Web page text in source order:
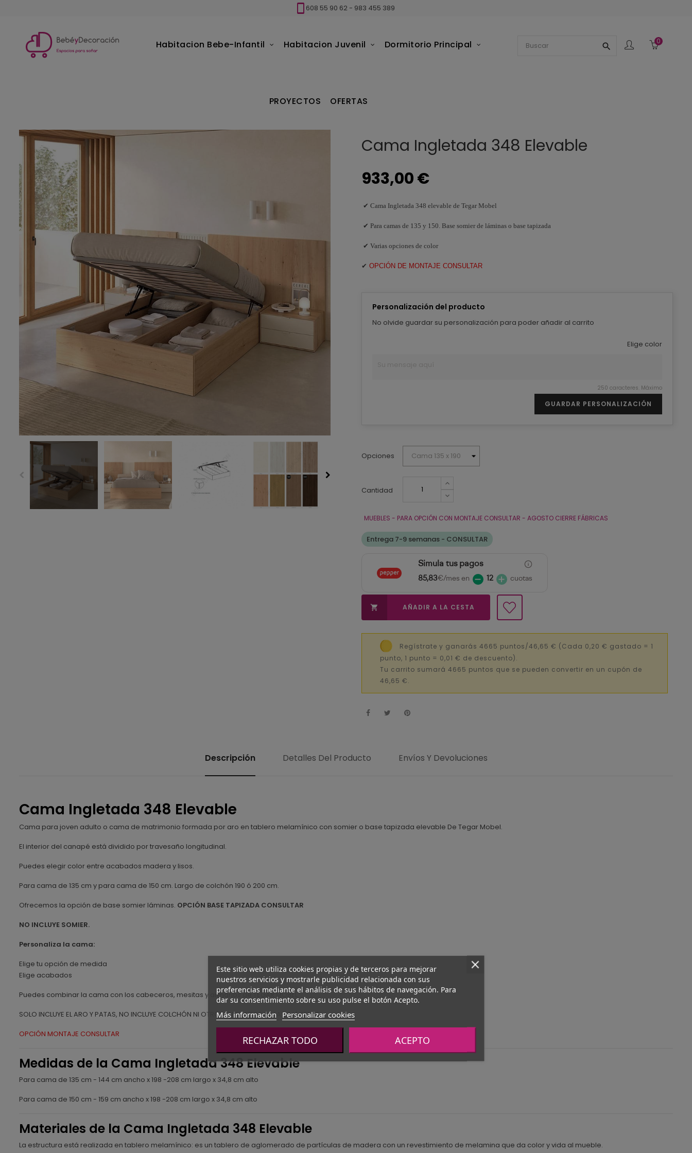
608 55 90 62 - 983 455 389
Habitacion Bebe-Infantil Habitacion Juvenil Dormitorio Principal
PROYECTOS OFERTAS
search
0
Cama Ingletada 348 Elevable
933,00 €
✔ Cama Ingletada 348 elevable de Tegar Mobel
✔ Para camas de 135 y 150. Base somier de láminas o base tapizada
✔ Varias opciones de color
✔ OPCIÓN DE MONTAJE CONSULTAR
Personalización del producto
No olvide guardar su personalización para poder añadir al carrito
Elige color
250 caracteres. Máximo
GUARDAR PERSONALIZACIÓN
Opciones
Cantidad
MUEBLES - PARA OPCIÓN CON MONTAJE CONSULTAR - AGOSTO CIERRE FÁBRICAS
Entrega 7-9 semanas - CONSULTAR
Simula tus pagos
85,83€/mes en 12 cuotas
 AÑADIR A LA CESTA
Regístrate y ganarás 4665 puntos/46,65 € (Cada 0,20 € gastado = 1
punto, 1 punto = 0,01 € de descuento).
Tu carrito sumará 4665 puntos que se pueden convertir en un cupón de
46,65 €.
Descripción Detalles Del Producto Envíos Y Devoluciones
Cama Ingletada 348 Elevable
Cama para joven adulto o cama de matrimonio formada por aro en tablero melamínico con somier o base tapizada elevable De Tegar Mobel.
El interior del canapé está dividido por travesaño longitudinal.
Puedes elegir color entre acabados madera y lisos.
Para cama de 135 cm y para cama de 150 cm. Largo de colchón 190 ó 200 cm.
Ofrecemos la opción de base somier láminas. OPCIÓN BASE TAPIZADA CONSULTAR
NO INCLUYE SOMIER.
Personaliza la cama:
Elige tu opción de medida
Elige acabados
Puedes combinar la cama con los cabeceros, mesitas y armarios de TEGAR MOBEL
SOLO INCLUYE EL ARO Y PATAS, NO INCLUYE COLCHÓN NI OTROS ELEMENTOS DE LAS IMÁGENES.
OPCIÓN MONTAJE CONSULTAR
Medidas de la Cama Ingletada 348 Elevable
Para cama de 135 cm - 144 cm ancho x 198 -208 cm largo x 34,8 cm alto
Para cama de 150 cm - 159 cm ancho x 198 -208 cm largo x 34,8 cm alto
Materiales de la Cama Ingletada 348 Elevable
La estructura está realizada en tablero melamínico: es un tablero de aglomerado de partículas de madera con un revestimiento de melamina que da color y vida al mueble.
Este sitio web utiliza cookies propias y de terceros para mejorar
nuestros servicios y mostrarle publicidad relacionada con sus
preferencias mediante el análisis de sus hábitos de navegación. Para
dar su consentimiento sobre su uso pulse el botón Acepto.
Más información Personalizar cookies
RECHAZAR TODO ACEPTO